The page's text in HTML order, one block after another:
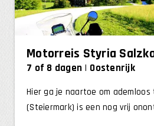
Motorreis Styria
7 of 8 dagen Oostenrijk
Hier ga je naartoe om
(Steiermark) is een nog vrij